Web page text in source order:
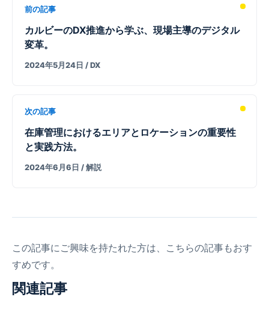
前の記事
カルビーのDX推進から学ぶ、現場主導のデジタル
変革。
2024年5月24日 / DX
次の記事
在庫管理におけるエリアとロケーションの重要性
と実践方法。
2024年6月6日 / 解説
この記事にご興味を持たれた方は、こちらの記事もおす
すめです。
関連記事